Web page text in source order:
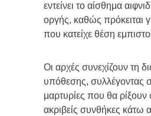
εντείνει το αίσθημα
οργής, καθώς πρόκειται
που κατείχε θέση
Οι αρχές συνεχίζουν τη
υπόθεσης, συλλέγοντας
μαρτυρίες που θα ρίξουν
ακριβείς συνθήκες κάτω